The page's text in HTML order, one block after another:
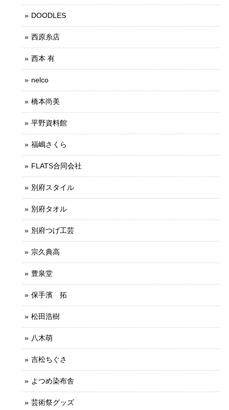
DOODLES
西原糸店
西本 有
nelco
橋本尚美
平野資料館
福嶋さくら
FLATS合同会社
別府スタイル
別府タオル
別府つげ工芸
宗久典高
豊泉堂
保手濱 拓
松田浩樹
八木萌
吉松ちぐさ
よつめ染布舎
芸術祭グッズ